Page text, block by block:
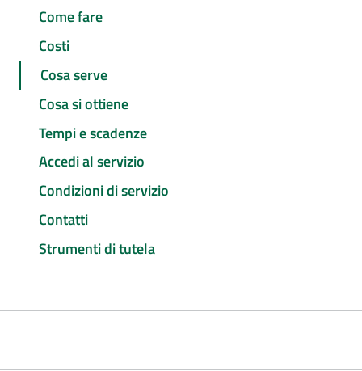
Come fare
Costi
Cosa serve
Cosa si ottiene
Tempi e scadenze
Accedi al servizio
Condizioni di servizio
Contatti
Strumenti di tutela